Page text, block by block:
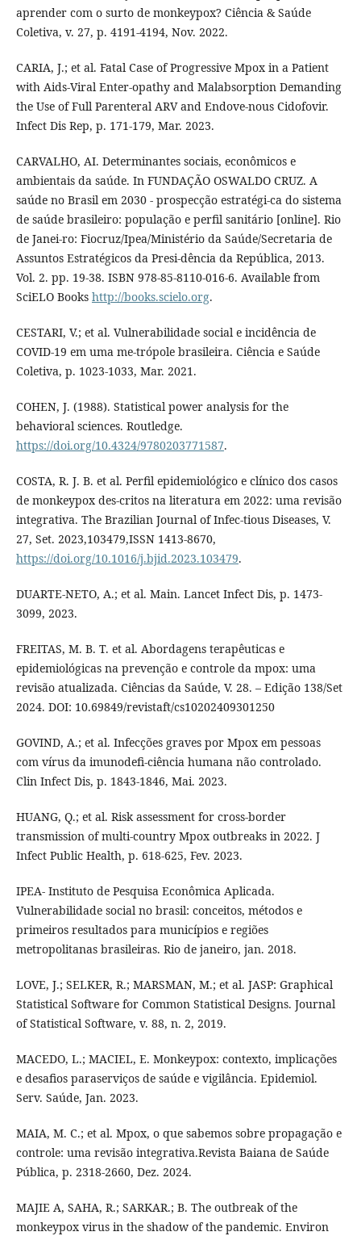
aprender com o surto de monkeypox? Ciência & Saúde
Coletiva, v. 27, p. 4191-4194, Nov. 2022.
CARIA, J.; et al. Fatal Case of Progressive Mpox in a Patient
with Aids-Viral Enter-opathy and Malabsorption Demanding
the Use of Full Parenteral ARV and Endove-nous Cidofovir.
Infect Dis Rep, p. 171-179, Mar. 2023.
CARVALHO, AI. Determinantes sociais, econômicos e
ambientais da saúde. In FUNDAÇÃO OSWALDO CRUZ. A
saúde no Brasil em 2030 - prospecção estratégi-ca do sistema
de saúde brasileiro: população e perfil sanitário [online]. Rio
de Janei-ro: Fiocruz/Ipea/Ministério da Saúde/Secretaria de
Assuntos Estratégicos da Presi-dência da República, 2013.
Vol. 2. pp. 19-38. ISBN 978-85-8110-016-6. Available from
SciELO Books http://books.scielo.org.
CESTARI, V.; et al. Vulnerabilidade social e incidência de
COVID-19 em uma me-trópole brasileira. Ciência e Saúde
Coletiva, p. 1023-1033, Mar. 2021.
COHEN, J. (1988). Statistical power analysis for the
behavioral sciences. Routledge.
https://doi.org/10.4324/9780203771587.
COSTA, R. J. B. et al. Perfil epidemiológico e clínico dos casos
de monkeypox des-critos na literatura em 2022: uma revisão
integrativa. The Brazilian Journal of Infec-tious Diseases, V.
27, Set. 2023,103479,ISSN 1413-8670,
https://doi.org/10.1016/j.bjid.2023.103479.
DUARTE-NETO, A.; et al. Main. Lancet Infect Dis, p. 1473-
3099, 2023.
FREITAS, M. B. T. et al. Abordagens terapêuticas e
epidemiológicas na prevenção e controle da mpox: uma
revisão atualizada. Ciências da Saúde, V. 28. – Edição 138/Set
2024. DOI: 10.69849/revistaft/cs10202409301250
GOVIND, A.; et al. Infecções graves por Mpox em pessoas
com vírus da imunodefi-ciência humana não controlado.
Clin Infect Dis, p. 1843-1846, Mai. 2023.
HUANG, Q.; et al. Risk assessment for cross-border
transmission of multi-country Mpox outbreaks in 2022. J
Infect Public Health, p. 618-625, Fev. 2023.
IPEA- Instituto de Pesquisa Econômica Aplicada.
Vulnerabilidade social no brasil: conceitos, métodos e
primeiros resultados para municípios e regiões
metropolitanas brasileiras. Rio de janeiro, jan. 2018.
LOVE, J.; SELKER, R.; MARSMAN, M.; et al. JASP: Graphical
Statistical Software for Common Statistical Designs. Journal
of Statistical Software, v. 88, n. 2, 2019.
MACEDO, L.; MACIEL, E. Monkeypox: contexto, implicações
e desafios paraserviços de saúde e vigilância. Epidemiol.
Serv. Saúde, Jan. 2023.
MAIA, M. C.; et al. Mpox, o que sabemos sobre propagação e
controle: uma revisão integrativa.Revista Baiana de Saúde
Pública, p. 2318-2660, Dez. 2024.
MAJIE A, SAHA, R.; SARKAR.; B. The outbreak of the
monkeypox virus in the shadow of the pandemic. Environ